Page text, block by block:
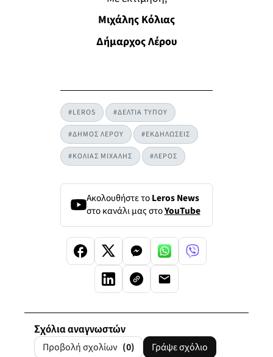
Μιχάλης Κόλιας
Δήμαρχος Λέρου
#LEROS #ΔΕΛΤΙΑ ΤΥΠΟΥ
#ΔΗΜΟΣ ΛΕΡΟΥ #ΕΚΔΗΛΩΣΕΙΣ
#ΚΟΛΙΑΣ ΜΙΧΑΛΗΣ #ΛΕΡΟΣ
Ακολουθήστε τοLeros News
στο κανάλι μας στοYouTube
Σχόλια αναγνωστών
Προβολή σχολίων (0) Γράψε σχόλιο